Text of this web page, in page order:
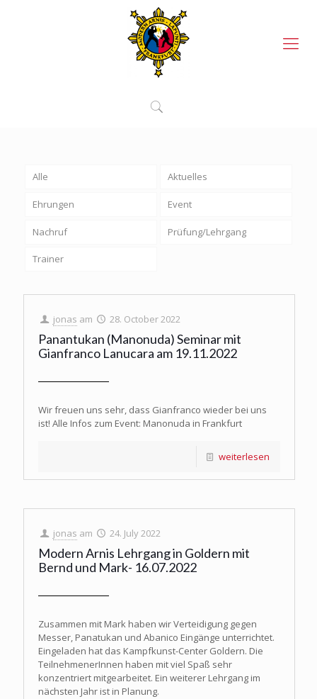
Alle Aktuelles
Ehrungen Event
Nachruf Prüfung/Lehrgang
Trainer
jonas am 28. October 2022
Panantukan (Manonuda) Seminar mit
Gianfranco Lanucara am 19.11.2022
Wir freuen uns sehr, dass Gianfranco wieder bei uns
ist! Alle Infos zum Event: Manonuda in Frankfurt
weiterlesen
jonas am 24. July 2022
Modern Arnis Lehrgang in Goldern mit
Bernd und Mark- 16.07.2022
Zusammen mit Mark haben wir Verteidigung gegen
Messer, Panatukan und Abanico Eingänge unterrichtet.
Eingeladen hat das Kampfkunst-Center Goldern. Die
TeilnehmenerInnen haben mit viel Spaß sehr
konzentriert mitgearbeitet. Ein weiterer Lehrgang im
nächsten Jahr ist in Planung.